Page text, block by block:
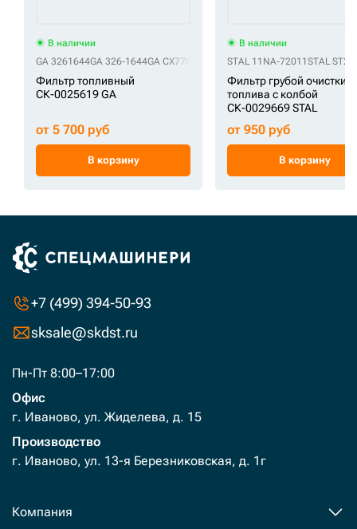
В наличии
GA 3261644GA 326-1644GA CX770 GA ST20770
Фильтр топливный
СК-0025619 GA
от 5 700 руб
В корзину
В наличии
STAL 11NA-72011 STAL
Фильтр грубой очистки
топлива с колбой
СК-0029669 STAL
от 950 руб
В корзину
+7 (499) 394-50-93
sksale@skdst.ru
Пн-Пт 8:00–17:00
Офис
г. Иваново, ул. Жиделева, д. 15
Производство
г. Иваново, ул. 13-я Березниковская, д. 1г
Компания